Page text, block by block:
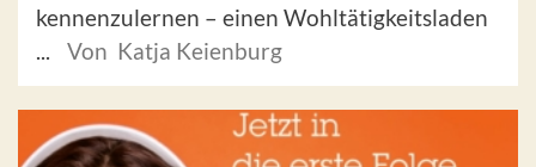
kennenzulernen – einen Wohltätigkeitsladen
...
Von Katja Keienburg